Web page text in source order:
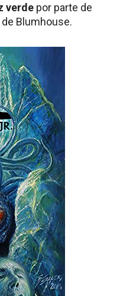
verde por parte de
Blumhouse.